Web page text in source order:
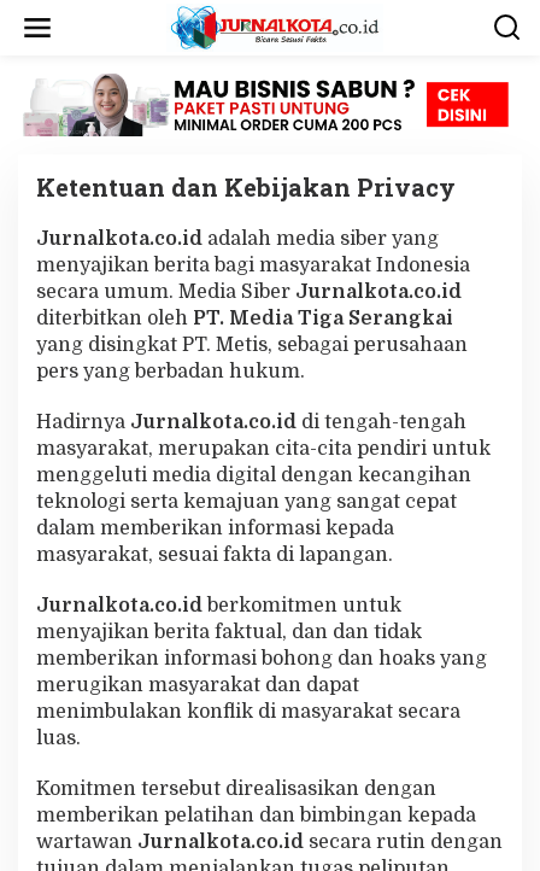
Ketentuan dan Kebijakan Privacy
|
U
N
2
6
,
2
1
O
L
E
H
J
U
N
K
O
T
A
Jurnalkota.co.id adalah media siber yang
menyajikan berita bagi masyarakat Indonesia
secara umum. Media Siber Jurnalkota.co.id
diterbitkan oleh PT. Media Tiga Serangkai
yang disingkat PT. Metis, sebagai perusahaan
pers yang berbadan hukum.
Hadirnya Jurnalkota.co.id di tengah-tengah
masyarakat, merupakan cita-cita pendiri untuk
menggeluti media digital dengan kecangihan
teknologi serta kemajuan yang sangat cepat
dalam memberikan informasi kepada
masyarakat, sesuai fakta di lapangan.
Jurnalkota.co.id berkomitmen untuk
menyajikan berita faktual, dan dan tidak
memberikan informasi bohong dan hoaks yang
merugikan masyarakat dan dapat
menimbulakan konflik di masyarakat secara
luas.
Komitmen tersebut direalisasikan dengan
memberikan pelatihan dan bimbingan kepada
wartawan Jurnalkota.co.id secara rutin dengan